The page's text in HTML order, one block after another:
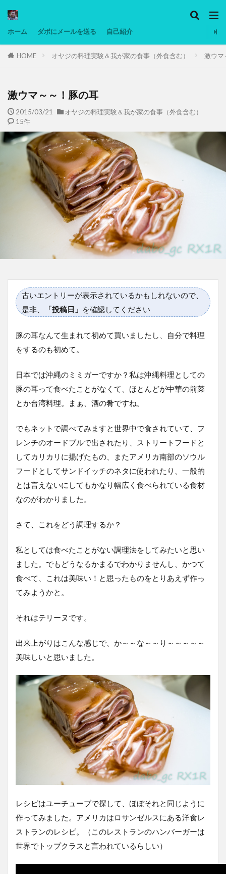
ホーム ダボにメールを送る 自己紹介
HOME オヤジの料理実験＆我が家の食事（外食含む） 激ウマ
激ウマ～～！豚の耳
2015/03/21
オヤジの料理実験＆我が家の食事（外食含む）
15件
古いエントリーが表示されているかもしれないので、
是非、
「投稿日」 を確認してください
豚の耳なんて生まれて初めて買いましたし、自分で料理
をするのも初めて。
日本では沖縄のミミガーですか？私は沖縄料理としての
豚の耳って食べたことがなくて、ほとんどが中華の前菜
とか台湾料理。まぁ、酒の肴ですね。
でもネットで調べてみますと世界中で食されていて、フ
レンチのオードブルで出されたり、ストリートフードと
してカリカリに揚げたもの、またアメリカ南部のソウル
フードとしてサンドイッチのネタに使われたり、一般的
とは言えないにしてもかなり幅広く食べられている食材
なのがわかりました。
さて、これをどう調理するか？
私としては食べたことがない調理法をしてみたいと思い
ました。でもどうなるかまるでわかりませんし、かつて
食べて、これは美味い！と思ったものをとりあえず作っ
てみようかと。
それはテリーヌです。
出来上がりはこんな感じで、か～～な～～り～～～～～
美味しいと思いました。
レシピはユーチューブで探して、ほぼそれと同じように
作ってみました。アメリカはロサンゼルスにある洋食レ
ストランのレシピ。（このレストランのハンバーガーは
世界でトップクラスと言われているらしい）
タグ
低温調理・スロークッカー
検索